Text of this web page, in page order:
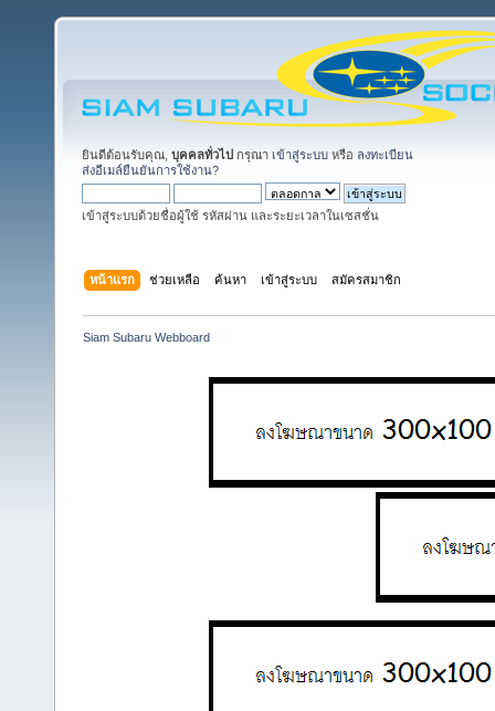
ยินดีต้อนรับคุณ, บุคคลทั่วไป กรุณา เข้าสู่ระบบ หรือ ลงทะเบียน
ส่งอีเมล์ยืนยันการใช้งาน?
เข้าสู่ระบบด้วยชื่อผู้ใช้ รหัสผ่าน และระยะเวลาในเซสชั่น
หน้าแรก ช่วยเหลือ ค้นหา เข้าสู่ระบบ สมัครสมาชิก
Siam Subaru Webboard